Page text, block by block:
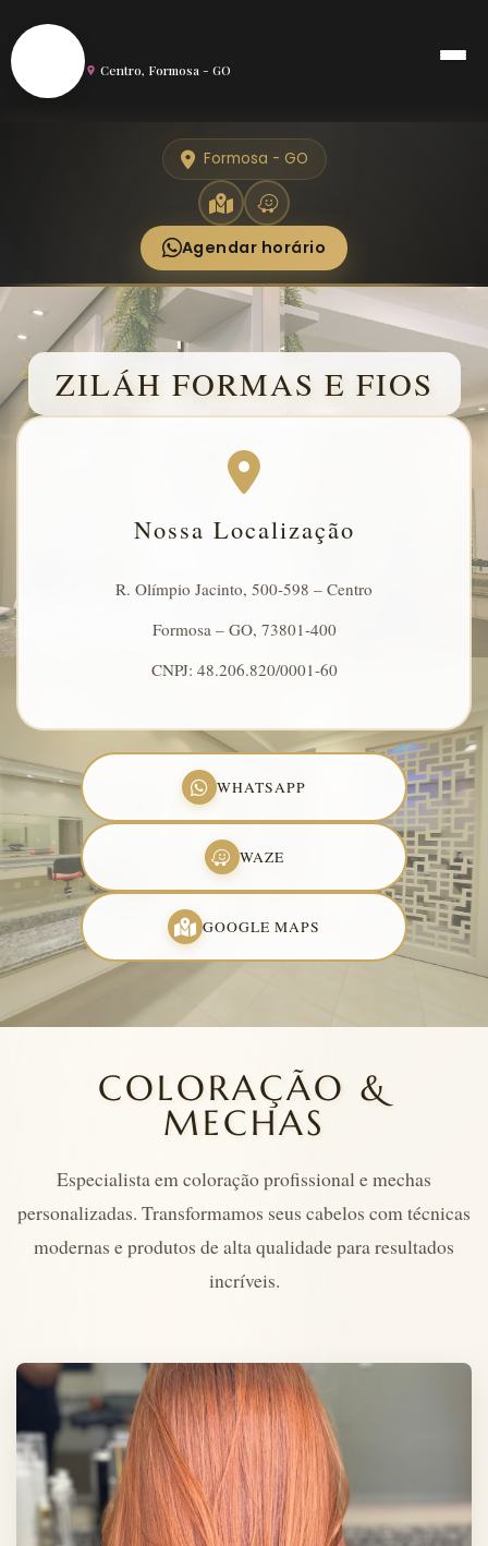
Centro, Formosa - GO
Formosa - GO
Agendar horário
ZILÁH FORMAS E FIOS
Nossa Localização
R. Olímpio Jacinto, 500-598 – Centro
Formosa – GO, 73801-400
CNPJ: 48.206.820/0001-60
WHATSAPP
WAZE
GOOGLE MAPS
COLORAÇÃO &
MECHAS
Especialista em coloração profissional e mechas
personalizadas. Transformamos seus cabelos com técnicas
modernas e produtos de alta qualidade para resultados
incríveis.